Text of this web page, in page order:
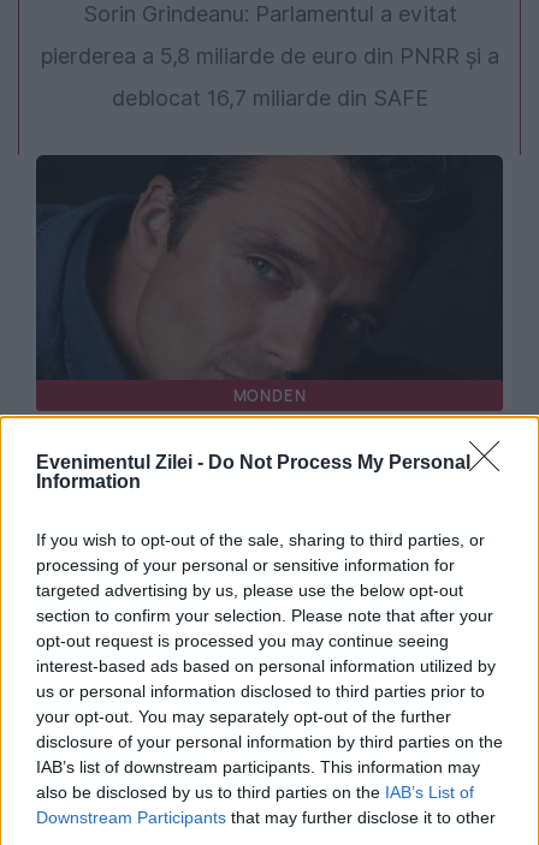
Evenimentul Zilei - Do Not Process My Personal
Information
If you wish to opt-out of the sale, sharing to third parties, or
processing of your personal or sensitive information for
targeted advertising by us, please use the below opt-out
section to confirm your selection. Please note that after your
opt-out request is processed you may continue seeing
interest-based ads based on personal information utilized by
us or personal information disclosed to third parties prior to
your opt-out. You may separately opt-out of the further
disclosure of your personal information by third parties on the
IAB’s list of downstream participants. This information may
also be disclosed by us to third parties on the IAB’s List of
Downstream Participants that may further disclose it to other
Sorin Grindeanu: Parlamentul a evitat
pierderea a 5,8 miliarde de euro din PNRR și a
deblocat 16,7 miliarde din SAFE
MONDEN
Sebastian Stan a devenit tată la 43 de ani.
Detaliul ținut secret de familia actorului
MONDEN